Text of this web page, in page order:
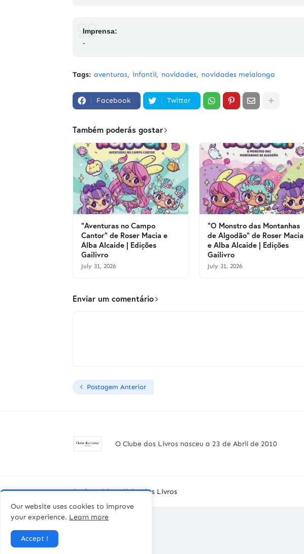
Imprensa:
-
Tags: aventuras infantil novidades novidades meialonga
Facebook Twitter
Também poderás gostar
"Aventuras no Campo
Cantor" de Roser Macia e
Alba Alcaide | Edições
Gailivro
July 31, 2026
"O Monstro das Montanhas
de Algodão" de Roser Macia
e Alba Alcaide | Edições
Gailivro
July 31, 2026
Enviar um comentário
Postagem Anterior
O Clube dos Livros nasceu a 23 de Abril de 2010
Designed By -Clube dos Livros
Our website uses cookies to improve
your experience. Learn more
Accept !